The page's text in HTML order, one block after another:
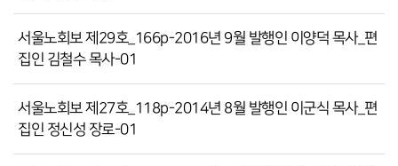
서울노회보 제29호_166p-2016년 9월 발행인 이양덕 목사_편
집인 김철수 목사-01
서울노회보 제27호_118p-2014년 8월 발행인 이군식 목사_편
집인 정신성 장로-01